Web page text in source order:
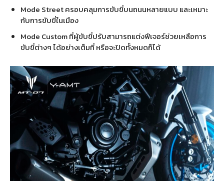
Mode Streetครอบคลุมการขับขี่บนถนนหลายแบบ และเหมาะ
กับการขับขี่ในเมือง
Mode Customที่ผู้ขับขี่ปรับสามารถแต่งฟีเจอร์ช่วยเหลือการ
ขับขี่ต่างๆ ได้อย่างเต็มที่ หรือจะปิดทั้งหมดก็ได้